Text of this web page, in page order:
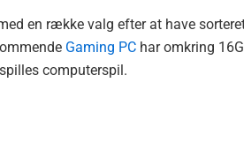
en række valg efter at have
Gaming PC har omkring
computerspil.